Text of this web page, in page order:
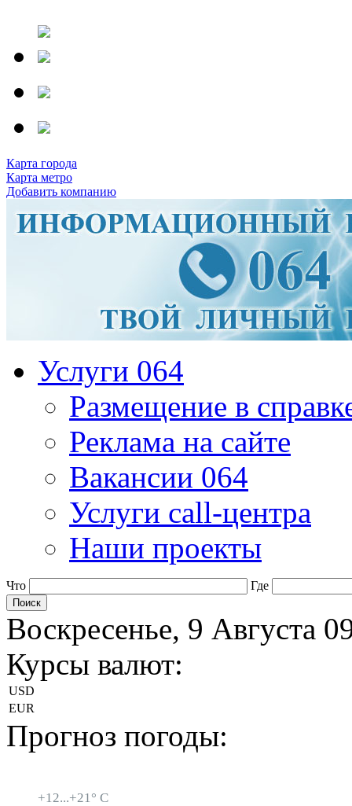
Карта города
Карта метро
Добавить компанию
Услуги 064
Размещение в
Реклама на сайте
Вакансии 064
Услуги call-центра
Наши проекты
Что Где
Воскресенье, 9 Августа
Курсы валют:
USD
EUR
Прогноз погоды:
+12...+21° C